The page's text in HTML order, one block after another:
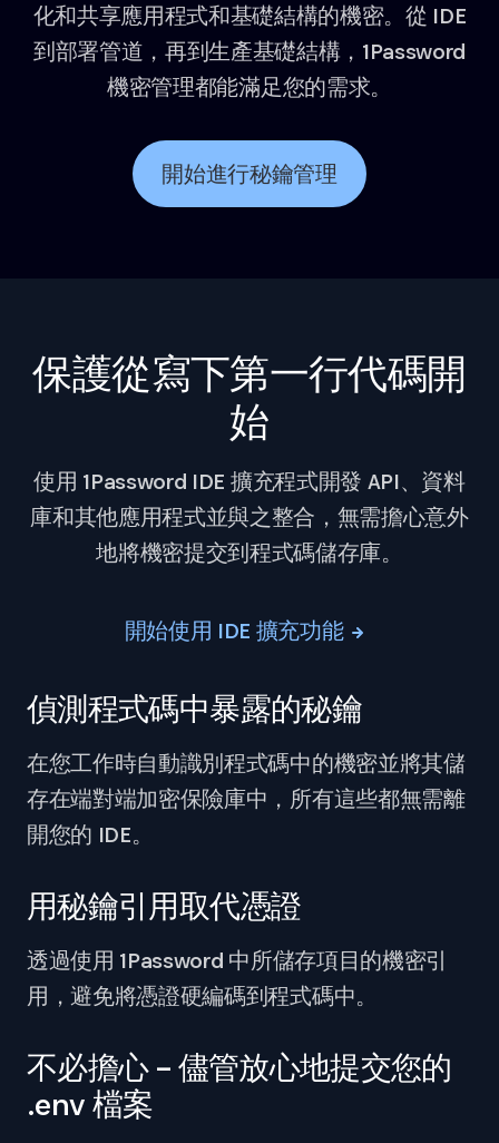
化和共享應用程式和基礎結構的機密。從 IDE
到部署管道，再到生產基礎結構，1Password
機密管理都能滿足您的需求。
開始進行秘鑰管理
保護從寫下第一行代碼開
始
使用 1Password IDE 擴充程式開發 API、資料
庫和其他應用程式並與之整合，無需擔心意外
地將機密提交到程式碼儲存庫。
開始使用 IDE 擴充功能
偵測程式碼中暴露的秘鑰
在您工作時自動識別程式碼中的機密並將其儲
存在端對端加密保險庫中，所有這些都無需離
開您的 IDE。
用秘鑰引用取代憑證
透過使用 1Password 中所儲存項目的機密引
用，避免將憑證硬編碼到程式碼中。
不必擔心 – 儘管放心地提交您的
.env 檔案